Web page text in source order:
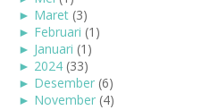
► Maret (3)
► Februari (1)
► Januari (1)
► 2024 (33)
► Desember (6)
► November (4)